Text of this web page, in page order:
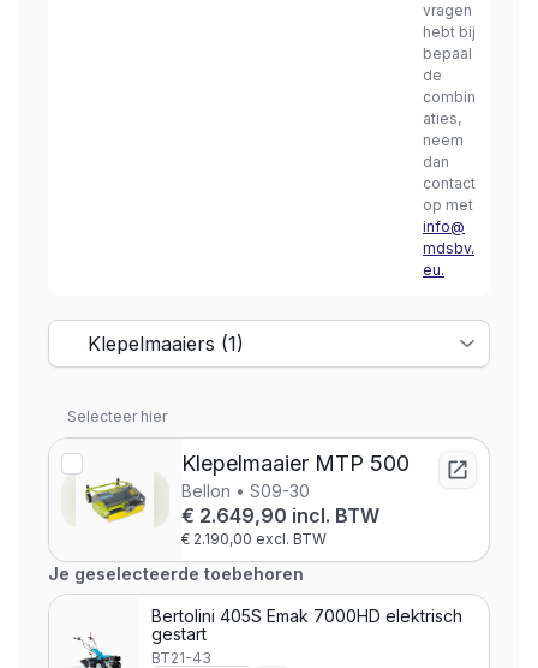
vragen
hebt bij
bepaal
de
combin
aties,
neem
dan
contact
op met
info@
mdsbv.
eu.
Selecteer hier
Klepelmaaier MTP 500
Bellon • S09-30
€ 2.649,90 incl. BTW
€ 2.190,00 excl. BTW
Je geselecteerde toebehoren
Bertolini 405S Emak 7000HD elektrisch
gestart
BT21-43